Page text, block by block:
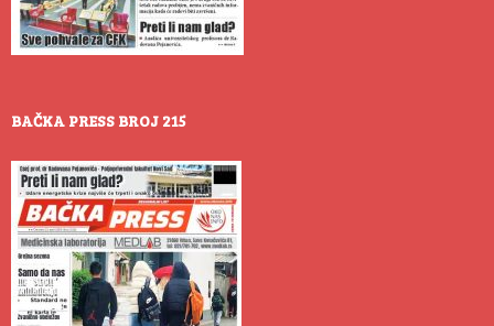
BAČKA PRESS BROJ 215